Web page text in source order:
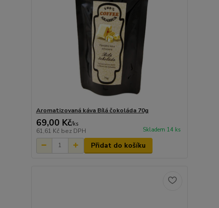
Aromatizovaná káva Bílá čokoláda 70g
69,00 Kč/ks
61,61 Kč bez DPH Skladem 14 ks
Přidat do košíku